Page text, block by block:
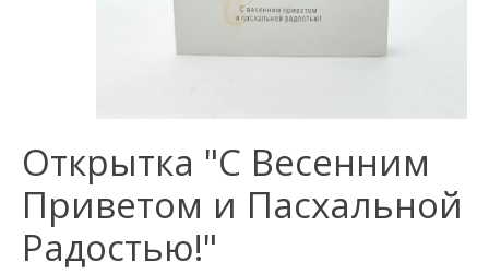
Открытка "С Весенним
Приветом и Пасхальной
Радостью!"